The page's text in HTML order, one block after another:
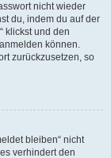
nicht wieder
du, indem du auf der
klickst und den
können.
zurückzusetzen, so
bleiben“ nicht
verhindert den